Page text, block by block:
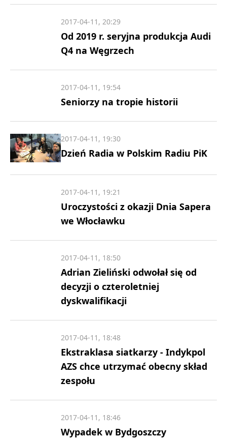
Od 2019 r. seryjna produkcja Audi
Q4 na Węgrzech
2017-04-11, 20:29
Seniorzy na tropie historii
2017-04-11, 19:54
Dzień Radia w Polskim Radiu PiK
2017-04-11, 19:30
Uroczystości z okazji Dnia Sapera
we Włocławku
2017-04-11, 19:21
Adrian Zieliński odwołał się od
decyzji o czteroletniej
dyskwalifikacji
2017-04-11, 18:50
Ekstraklasa siatkarzy - Indykpol
AZS chce utrzymać obecny skład
zespołu
2017-04-11, 18:48
Wypadek w Bydgoszczy
2017-04-11, 18:46